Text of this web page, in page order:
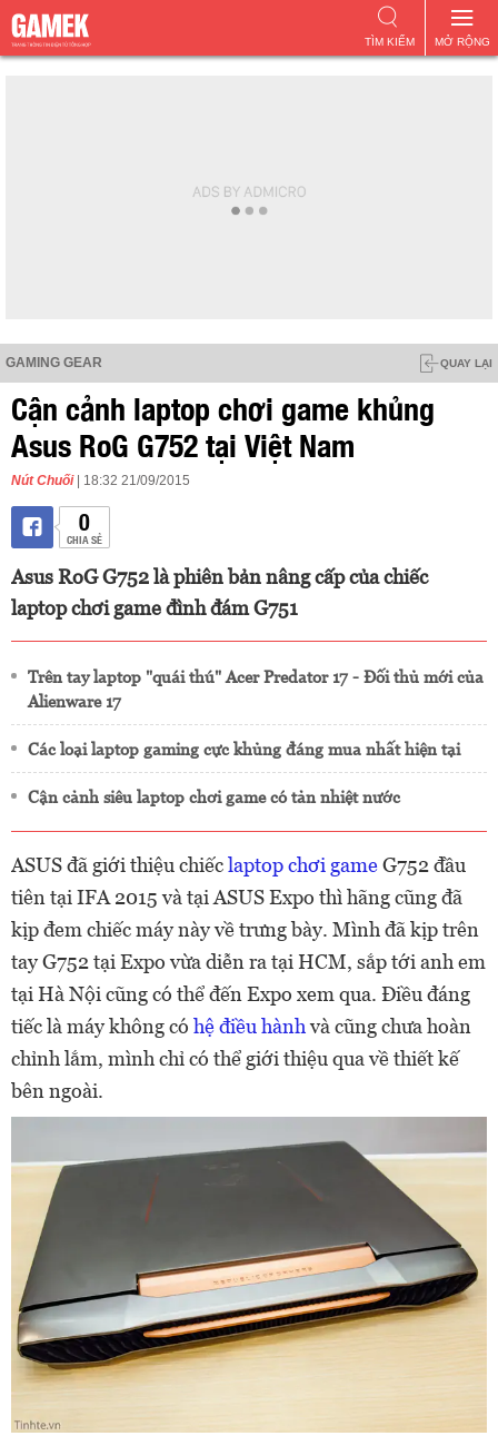
MỞ RỘNG
TÌM KIẾM
GAMING GEAR QUAY LẠI
Cận cảnh laptop chơi game khủng
Asus RoG G752 tại Việt Nam
Nút Chuối | 18:32 21/09/2015
0
CHIA SẺ
Asus RoG G752 là phiên bản nâng cấp của chiếc
laptop chơi game đình đám G751
Trên tay laptop "quái thú" Acer Predator 17 - Đối thủ mới của
Alienware 17
Các loại laptop gaming cực khủng đáng mua nhất hiện tại
Cận cảnh siêu laptop chơi game có tản nhiệt nước
ASUS đã giới thiệu chiếclaptop chơi gameG752 đầu
tiên tại IFA 2015 và tại ASUS Expo thì hãng cũng đã
kịp đem chiếc máy này về trưng bày. Mình đã kịp trên
tay G752 tại Expo vừa diễn ra tại HCM, sắp tới anh em
tại Hà Nội cũng có thể đến Expo xem qua. Điều đáng
tiếc là máy không có hệ điều hànhvà cũng chưa hoàn
chỉnh lắm, mình chỉ có thể giới thiệu qua về thiết kế
bên ngoài.​